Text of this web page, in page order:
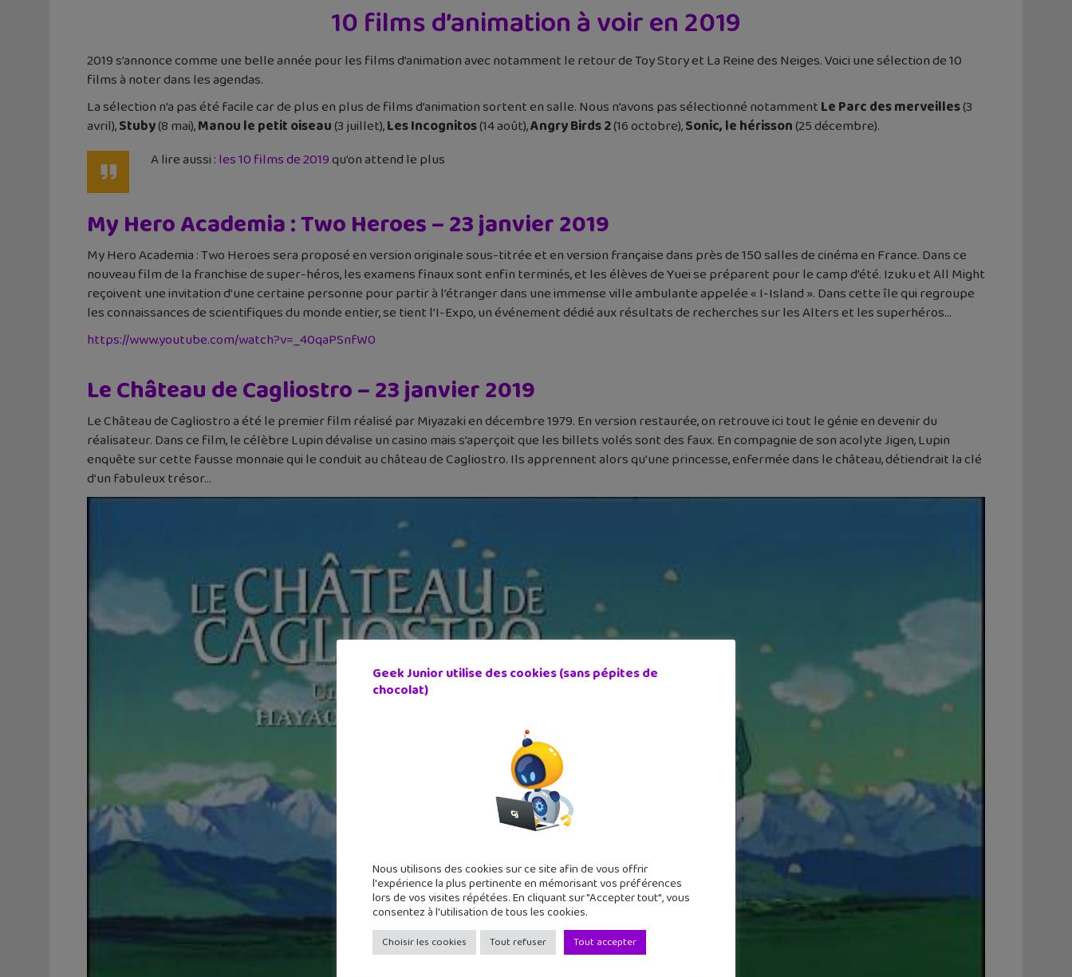
10 films d’animation à voir en 2019
2019 s’annonce comme une belle année pour les films d’animation avec notamment le retour de Toy Story et La Reine des Neiges. Voici une sélection de 10
films à noter dans les agendas.
La sélection n’a pas été facile car de plus en plus de films d’animation sortent en salle. Nous n’avons pas sélectionné notammentLe Parc des merveilles(3
avril),Stuby(8 mai),Manou le petit oiseau(3 juillet),Les Incognitos(14 août),Angry Birds 2(16 octobre),Sonic, le hérisson(25 décembre).
A lire aussi :les 10 films de 2019qu’on attend le plus
My Hero Academia : Two Heroes – 23 janvier 2019
My Hero Academia : Two Heroes sera proposé en version originale sous-titrée et en version française dans près de 150 salles de cinéma en France. Dans ce
nouveau film de la franchise de super-héros, les examens finaux sont enfin terminés, et les élèves de Yuei se préparent pour le camp d’été. Izuku et All Might
reçoivent une invitation d’une certaine personne pour partir à l’étranger dans une immense ville ambulante appelée « I-Island ». Dans cette île qui regroupe
les connaissances de scientifiques du monde entier, se tient l’I-Expo, un événement dédié aux résultats de recherches sur les Alters et les superhéros…
https://www.youtube.com/watch?v=_40qaPSnfW0
Le Château de Cagliostro – 23 janvier 2019
Le Château de Cagliostro a été le premier film réalisé par Miyazaki en décembre 1979. En version restaurée, on retrouve ici tout le génie en devenir du
réalisateur. Dans ce film, le célèbre Lupin dévalise un casino mais s’aperçoit que les billets volés sont des faux. En compagnie de son acolyte Jigen, Lupin
enquête sur cette fausse monnaie qui le conduit au château de Cagliostro. Ils apprennent alors qu’une princesse, enfermée dans le château, détiendrait la clé
d’un fabuleux trésor…
Geek Junior utilise des cookies (sans pépites de
chocolat)
Nous utilisons des cookies sur ce site afin de vous offrir
l'expérience la plus pertinente en mémorisant vos préférences
lors de vos visites répétées. En cliquant sur "Accepter tout", vous
consentez à l'utilisation de tous les cookies.
Choisir les cookies Tout refuser Tout accepter